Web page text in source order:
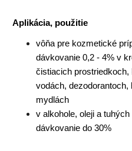
Aplikácia, použitie
vôňa pre kozmetické
dávkovanie 0,2 - 4% v
čistiacich
vodách,
mydlách
v alkohole, oleji a
dávkovanie do 30%